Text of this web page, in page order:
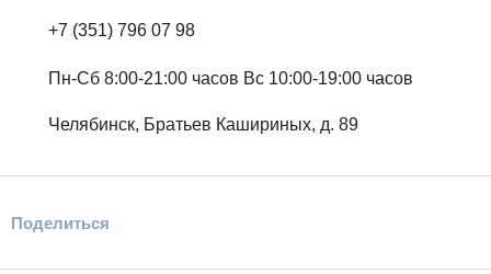
+7 (351) 796 07 98
Пн-Сб 8:00-21:00 часов Вс 10:00-19:00 часов
Челябинск, Братьев Кашириных, д. 89
Поделиться